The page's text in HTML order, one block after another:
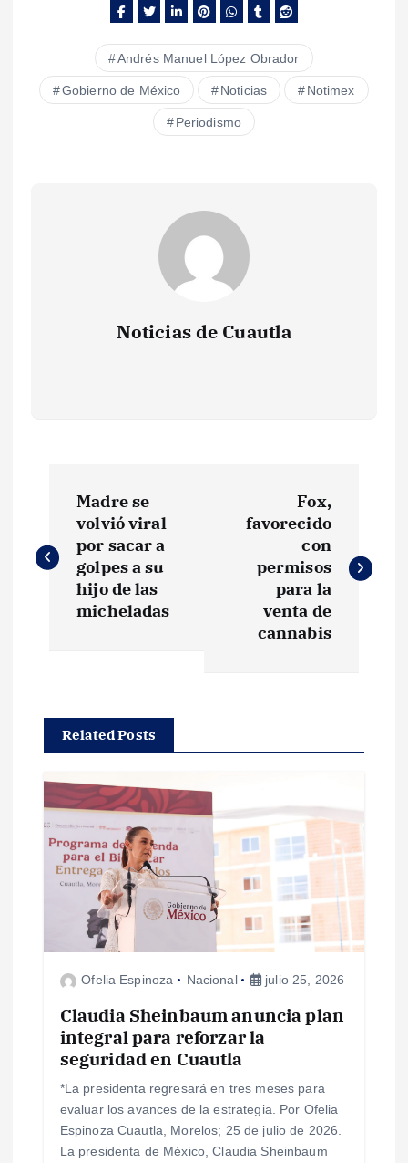
Andrés Manuel López Obrador
Gobierno de México Noticias Notimex
Periodismo
Noticias de Cuautla
v
a
c
ó
Madre se
volvió viral
por sacar a
golpes a su
hijo de las
micheladas
Fox,
favorecido
con
permisos
para la
venta de
cannabis
Related Posts
Ofelia Espinoza Nacional julio 25, 2026
Claudia Sheinbaum anuncia plan
integral para reforzar la
seguridad en Cuautla
*La presidenta regresará en tres meses para
evaluar los avances de la estrategia. Por Ofelia
Espinoza Cuautla, Morelos; 25 de julio de 2026.
La presidenta de México, Claudia Sheinbaum